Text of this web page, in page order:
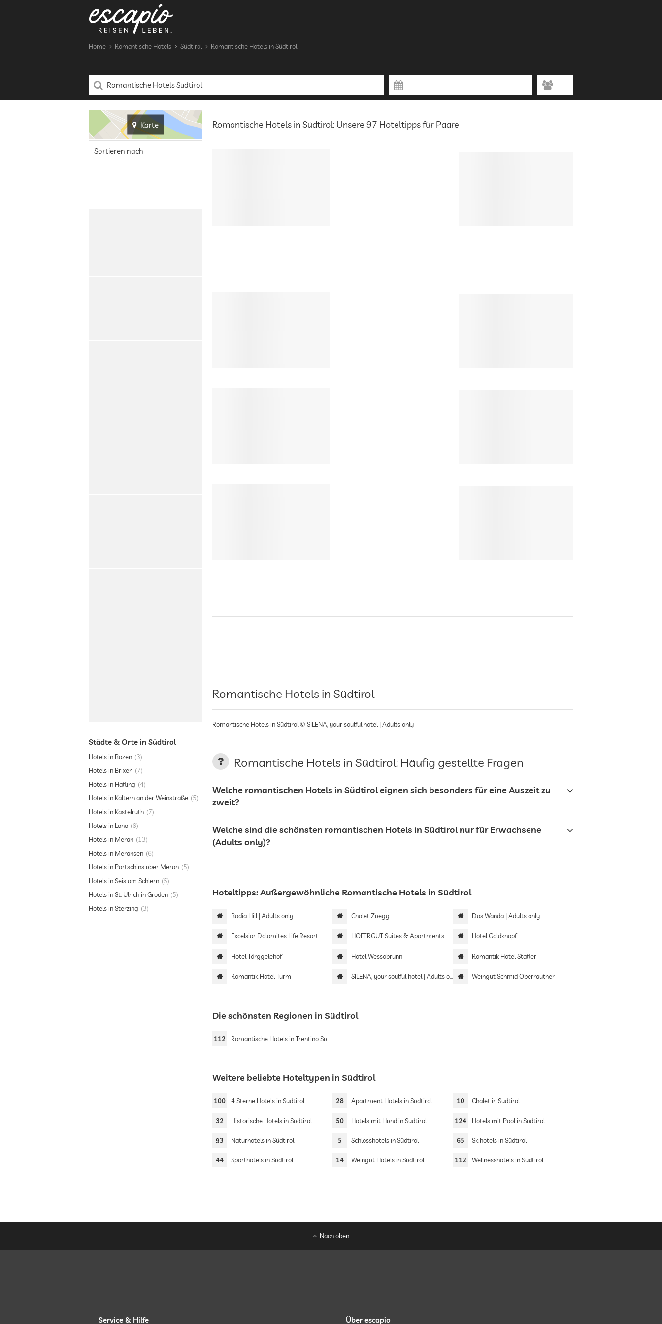
Home Romantische Hotels Südtirol Romantische Hotels in Südtirol
Karte Romantische Hotels in Südtirol: Unsere 97 Hoteltipps für Paare
Sortieren nach
Städte & Orte in Südtirol
Hotels in Bozen
3
Hotels in Brixen
7
Hotels in Hafling
4
Hotels in Kaltern an der Weinstraße
5
Hotels in Kastelruth
7
Hotels in Lana
6
Hotels in Meran
13
Hotels in Meransen
6
Hotels in Partschins über Meran
5
Hotels in Seis am Schlern
5
Hotels in St. Ulrich in Gröden
5
Hotels in Sterzing
3
Romantische Hotels in Südtirol
Romantische Hotels in Südtirol © SILENA, your soulful hotel | Adults only
Romantische Hotels in Südtirol: Häufig gestellte Fragen
Welche romantischen Hotels in Südtirol eignen sich besonders für eine Auszeit zu
zweit?
Welche sind die schönsten romantischen Hotels in Südtirol nur für Erwachsene
(Adults only)?
Hoteltipps: Außergewöhnliche Romantische Hotels in Südtirol
Badia Hill | Adults only Chalet Zuegg Das Wanda | Adults only
Excelsior Dolomites Life Resort HOFERGUT Suites & Apartments Hotel Goldknopf
Hotel Törggelehof Hotel Wessobrunn Romantik Hotel Stafler
Romantik Hotel Turm SILENA, your soulful hotel | Adults only Weingut Schmid Oberrautner
Die schönsten Regionen in Südtirol
112 Romantische Hotels in Trentino Südtirol
Weitere beliebte Hoteltypen in Südtirol
100 4 Sterne Hotels in Südtirol 28 Apartment Hotels in Südtirol 10 Chalet in Südtirol
32 Historische Hotels in Südtirol 50 Hotels mit Hund in Südtirol 124 Hotels mit Pool in Südtirol
93 Naturhotels in Südtirol 5 Schlosshotels in Südtirol 65 Skihotels in Südtirol
44 Sporthotels in Südtirol 14 Weingut Hotels in Südtirol 112 Wellnesshotels in Südtirol
Nach oben
Service & Hilfe Über escapio